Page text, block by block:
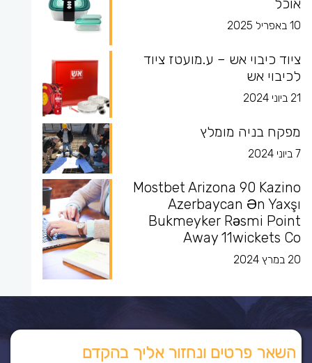
10 באפריל 2025
ציוד כיבוי אש – ע.מועטז ציוד
לכיבוי אש
21 ביוני 2024
מפקח בניה מומלץ
7 ביוני 2024
Mostbet Arizona 90 Kazino
Azerbaycan Ən Yaxşı
Bukmeyker Rəsmi Point
Away 11wickets Co
20 במרץ 2024
השאר פרטים ונחזור אליך בהקדם